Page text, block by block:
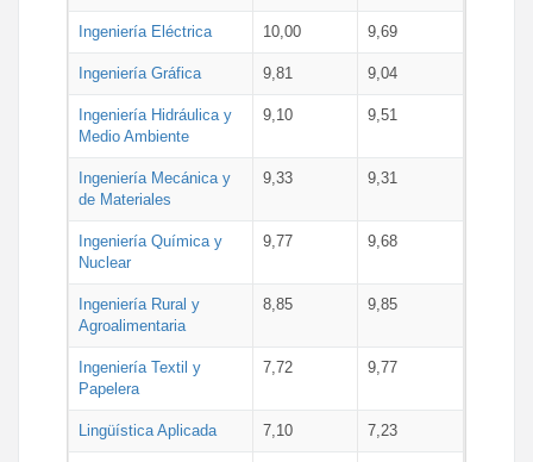
Ingeniería Eléctrica 10,00 9,69
Ingeniería Gráfica 9,81 9,04
Ingeniería Hidráulica y
Medio Ambiente
9,10 9,51
Ingeniería Mecánica y
de Materiales
9,33 9,31
Ingeniería Química y
Nuclear
9,77 9,68
Ingeniería Rural y
Agroalimentaria
8,85 9,85
Ingeniería Textil y
Papelera
7,72 9,77
Lingüística Aplicada 7,10 7,23